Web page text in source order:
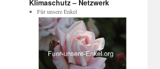
Klimaschutz – Netzwerk
Für unsere Enkel